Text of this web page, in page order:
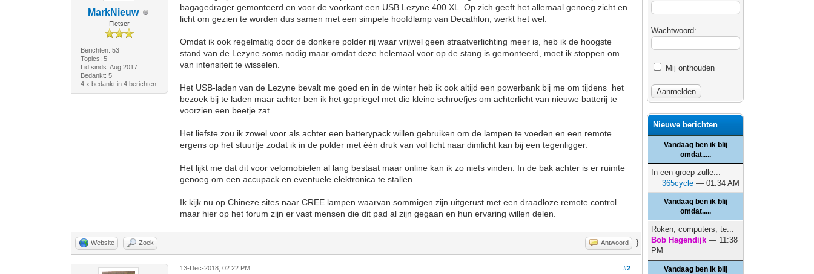
MarkNieuw
Fietser
Berichten: 53
Topics: 5
Lid sinds: Aug 2017
Bedankt: 5
4 x bedankt in 4 berichten
bagagedrager gemonteerd en voor de voorkant een USB Lezyne 400 XL. Op zich geeft het allemaal genoeg zicht en
licht om gezien te worden dus samen met een simpele hoofdlamp van Decathlon, werkt het wel.
Omdat ik ook regelmatig door de donkere polder rij waar vrijwel geen straatverlichting meer is, heb ik de hoogste
stand van de Lezyne soms nodig maar omdat deze helemaal voor op de stang is gemonteerd, moet ik stoppen om
van intensiteit te wisselen.
Het USB-laden van de Lezyne bevalt me goed en in de winter heb ik ook altijd een powerbank bij me om tijdens het
bezoek bij te laden maar achter ben ik het gepriegel met die kleine schroefjes om achterlicht van nieuwe batterij te
voorzien een beetje zat.
Het liefste zou ik zowel voor als achter een batterypack willen gebruiken om de lampen te voeden en een remote
ergens op het stuurtje zodat ik in de polder met één druk van vol licht naar dimlicht kan bij een tegenligger.
Het lijkt me dat dit voor velomobielen al lang bestaat maar online kan ik zo niets vinden. In de bak achter is er ruimte
genoeg om een accupack en eventuele elektronica te stallen.
Ik kijk nu op Chineze sites naar CREE lampen waarvan sommigen zijn uitgerust met een draadloze remote control
maar hier op het forum zijn er vast mensen die dit pad al zijn gegaan en hun ervaring willen delen.
Website Zoek Antwoord }
#2
13-Dec-2018, 02:22 PM
Wachtwoord:
Mij onthouden
Nieuwe berichten
Vandaag ben ik blij
omdat.....
In een groep zulle...
365cycle — 01:34 AM
Vandaag ben ik blij
omdat.....
Roken, computers, te...
Bob Hagendijk — 11:38
PM
Vandaag ben ik blij